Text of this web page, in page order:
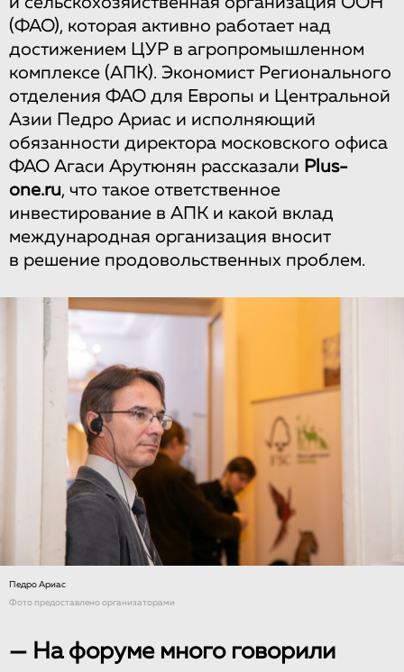
(ФАО), которая активно работает над
достижением ЦУР в агропромышленном
комплексе (АПК). Экономист Регионального
отделения ФАО для Европы и Центральной
Азии Педро Ариас и исполняющий
обязанности директора московского офиса
ФАО Агаси Арутюнян рассказали Plus-
one.ru, что такое ответственное
инвестирование в АПК и какой вклад
международная организация вносит
в решение продовольственных проблем.
Педро Ариас
Фото предоставлено организаторами
— На форуме много говорили